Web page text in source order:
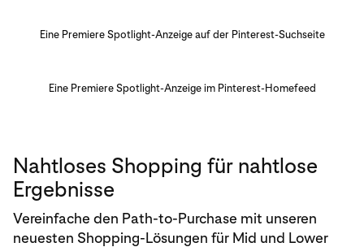
Eine Premiere Spotlight-Anzeige auf der Pinterest-Suchseite
Eine Premiere Spotlight-Anzeige im Pinterest-Homefeed
Nahtloses Shopping für nahtlose
Ergebnisse
Vereinfache den Path-to-Purchase mit unseren
neuesten Shopping-Lösungen für Mid und Lower